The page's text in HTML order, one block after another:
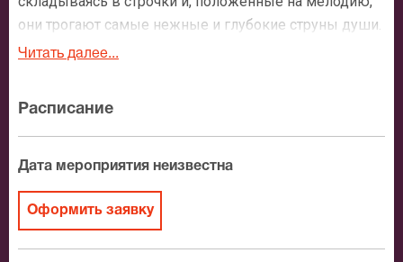
они трогают самые нежные и глубокие струны души.
Жека, Евгений Григорьев, талантливый автор,
на концерт Жеки. Его не обходит вниманием и
авторитетное жюри, он лауреат престижных
музыкальных премий, таких как «Шансон года» или
«Питер FM». Однако, самым главным для артиста,
безусловно, является любовь слушателей.
Подтверждением ее являются переполненные
Читать далее...
Расписание
Дата мероприятия неизвестна
Оформить заявку